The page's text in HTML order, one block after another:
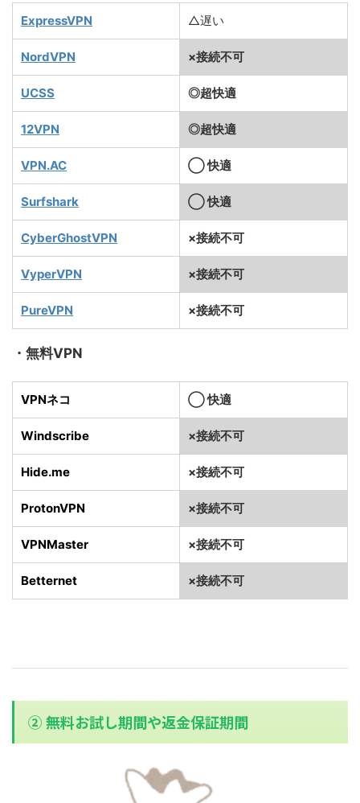
ExpressVPN △遅い
NordVPN ×接続不可
UCSS ◎超快適
12VPN ◎超快適
VPN.AC ◯ 快適
Surfshark ◯ 快適
CyberGhostVPN ×接続不可
VyperVPN ×接続不可
PureVPN ×接続不可
・無料VPN
VPNネコ ◯ 快適
Windscribe ×接続不可
Hide.me ×接続不可
ProtonVPN ×接続不可
VPNMaster ×接続不可
Betternet ×接続不可
② 無料お試し期間や返金保証期間